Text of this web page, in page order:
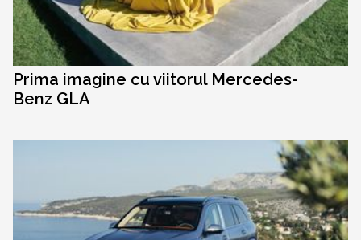
Prima imagine cu viitorul Mercedes-
Benz GLA